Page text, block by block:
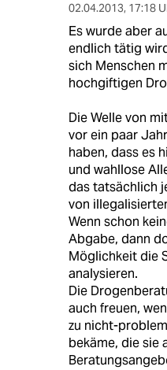
02.04.2013, 17:18
Es wurde aber
endlich tätig
sich Menschen
hochgiftigen
Die Welle von
vor ein paar
haben, dass es
und wahllose
das tatsächlich
von
Wenn schon
Abgabe, dann
Möglichkeit die
analysieren.
Die
auch freuen,
zu nicht-
bekäme, die sie